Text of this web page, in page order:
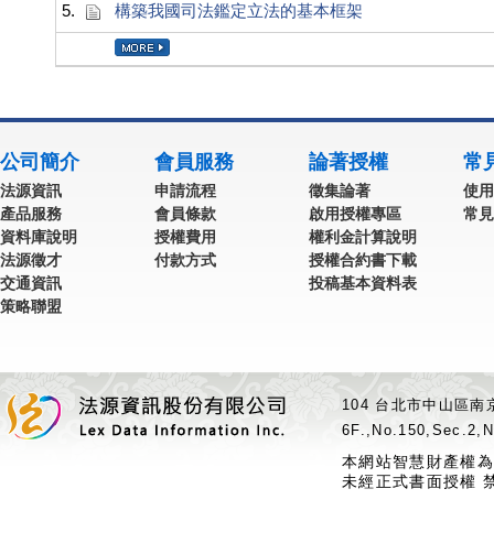
5. 構築我國司法鑑定立法的基本框架
公司簡介
法源資訊
產品服務
資料庫說明
法源徵才
交通資訊
策略聯盟
會員服務
申請流程
會員條款
授權費用
付款方式
論著授權
徵集論著
啟用授權專區
權利金計算說明
授權合約書下載
投稿基本資料表
常
使
常
104 台北市中山區
本網站智慧財產權
未經正式書面授權